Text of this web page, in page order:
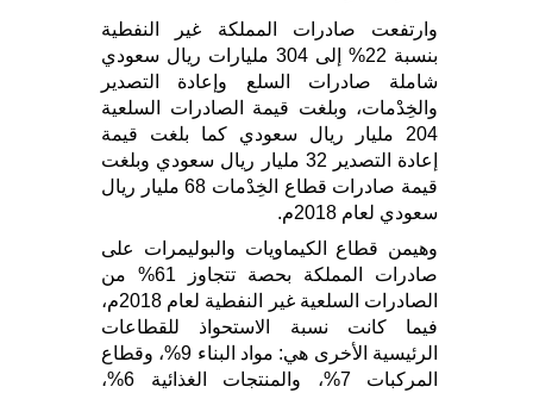
وارتفعت صادرات المملكة غير النفطية
بنسبة 22% إلى 304 مليارات ريال سعودي
شاملة صادرات السلع وإعادة التصدير
والخِدْمات، وبلغت قيمة الصادرات السلعية
204 مليار ريال سعودي كما بلغت قيمة
إعادة التصدير 32 مليار ريال سعودي وبلغت
قيمة صادرات قطاع الخِدْمات 68 مليار ريال
سعودي لعام 2018م.
وهيمن قطاع الكيماويات والبوليمرات على
صادرات المملكة بحصة تتجاوز 61% من
الصادرات السلعية غير النفطية لعام 2018م،
فيما كانت نسبة الاستحواذ للقطاعات
الرئيسية الأخرى هي: مواد البناء 9%، وقطاع
المركبات 7%، والمنتجات الغذائية 6%،